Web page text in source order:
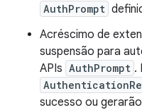
AuthPrompt
Acréscimo de
suspensão para
APIs AuthPrompt .
sucesso ou